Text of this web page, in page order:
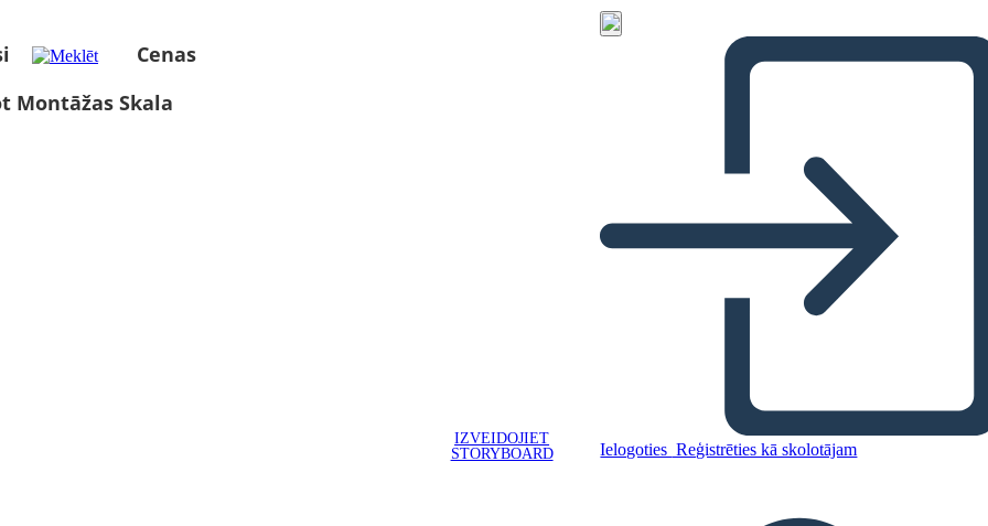
Cenas
Montāžas Skala
IZVEIDOJIET
STORYBOARD
Ielogoties Reģistrēties kā skolotājam